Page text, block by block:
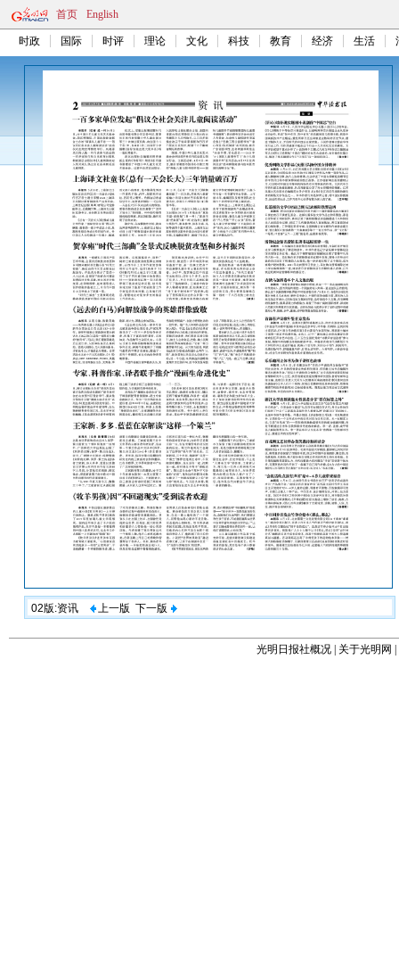
首页 English
时政 国际 时评 理论 文化 科技 教育 经济 生活
02版:资讯 上一版 下一版
光明日报社概况 关于光明网